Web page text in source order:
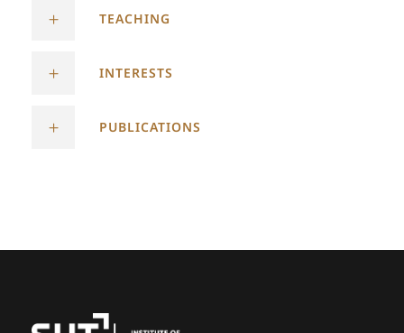
TEACHING
INTERESTS
PUBLICATIONS